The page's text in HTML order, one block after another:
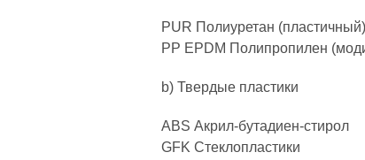
PUR Полиуретан (пластичный)
PP EPDM Полипропилен
b) Твердые пластики
ABS Акрил-бутадиен-стирол
GFK Стеклопластики